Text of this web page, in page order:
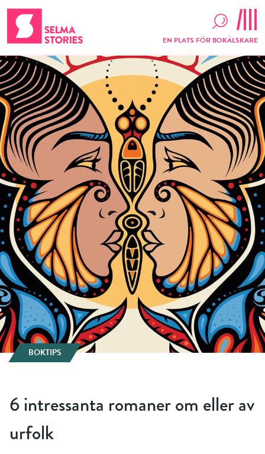
EN PLATS FÖR BOKÄLSKARE
BOKTIPS
6 intressanta romaner om eller av
urfolk